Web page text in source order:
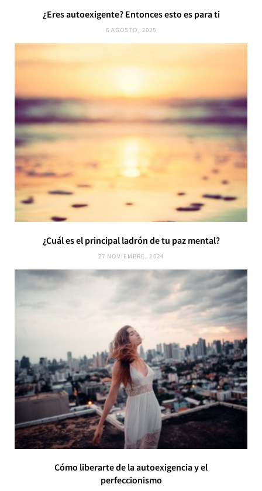
¿Eres autoexigente? Entonces esto es para ti
6 AGOSTO, 2025
¿Cuál es el principal ladrón de tu paz mental?
27 NOVIEMBRE, 2024
Cómo liberarte de la autoexigencia y el
perfeccionismo